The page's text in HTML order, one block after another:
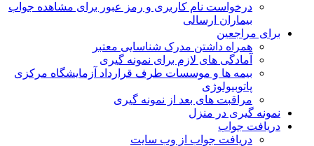
درخواست نام کاربری و رمز عبور برای مشاهده جواب
بیماران ارسالی
برای مراجعین
همراه داشتن مدرک شناسایی معتبر
آمادگی های لازم برای نمونه گیری
بیمه ها و موسسات طرف قرارداد آزمایشگاه مرکزی
پاتوبیولوژی
مراقبت های بعد از نمونه گیری
نمونه گیری در منزل
دریافت جواب
دریافت جواب از وب سایت